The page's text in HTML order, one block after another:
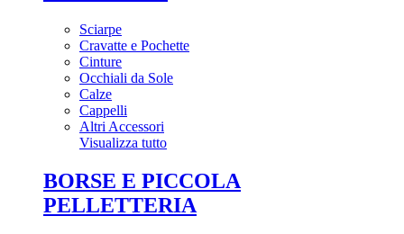
Sciarpe
Cravatte e Pochette
Cinture
Occhiali da Sole
Calze
Cappelli
Altri Accessori
Visualizza tutto
BORSE E PICCOLA
PELLETTERIA